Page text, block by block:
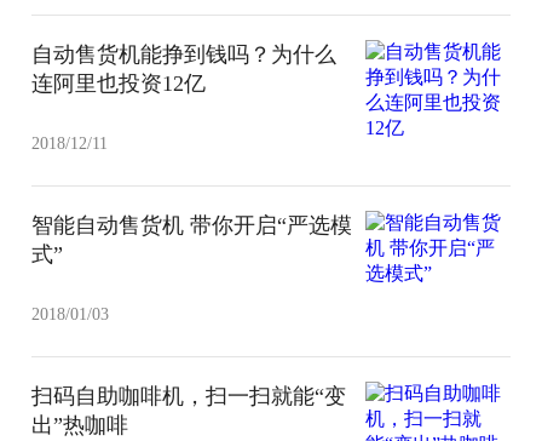
自动售货机能挣到钱吗？为什么
连阿里也投资12亿
2018/12/11
智能自动售货机 带你开启“严选模
式”
2018/01/03
扫码自助咖啡机，扫一扫就能“变
出”热咖啡